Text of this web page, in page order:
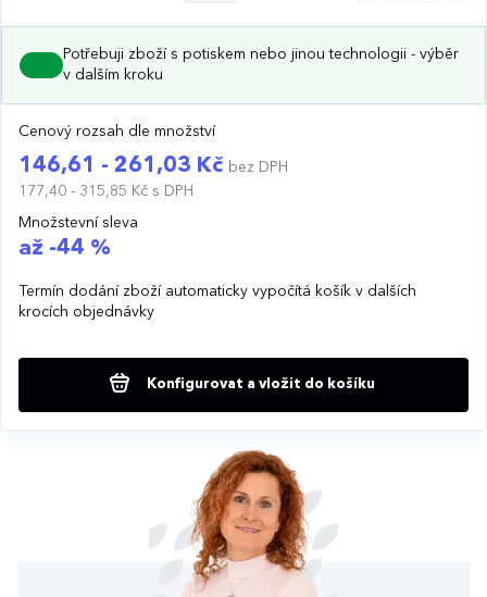
Potřebuji zboží s potiskem nebo jinou technologii - výběr
v dalším kroku
Cenový rozsah dle množství
146,61 - 261,03 Kč bez DPH
177,40 - 315,85 Kč s DPH
Množstevní sleva
až -44 %
Termín dodání zboží automaticky vypočítá košík v dalších
krocích objednávky
Konfigurovat a vložit do košíku